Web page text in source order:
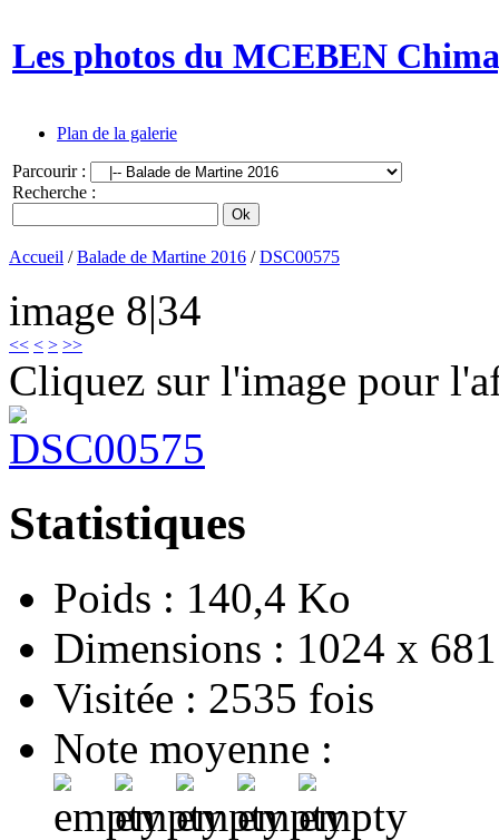
Les photos du MCEBEN
Plan de la galerie
Parcourir :
Recherche :
Accueil /Balade de Martine 2016 /DSC00575
image 8|34
<< < > >>
Cliquez sur l'image pour
Statistiques
Poids : 140,4 Ko
Dimensions : 1024 x 681
Visitée : 2535 fois
Note moyenne :